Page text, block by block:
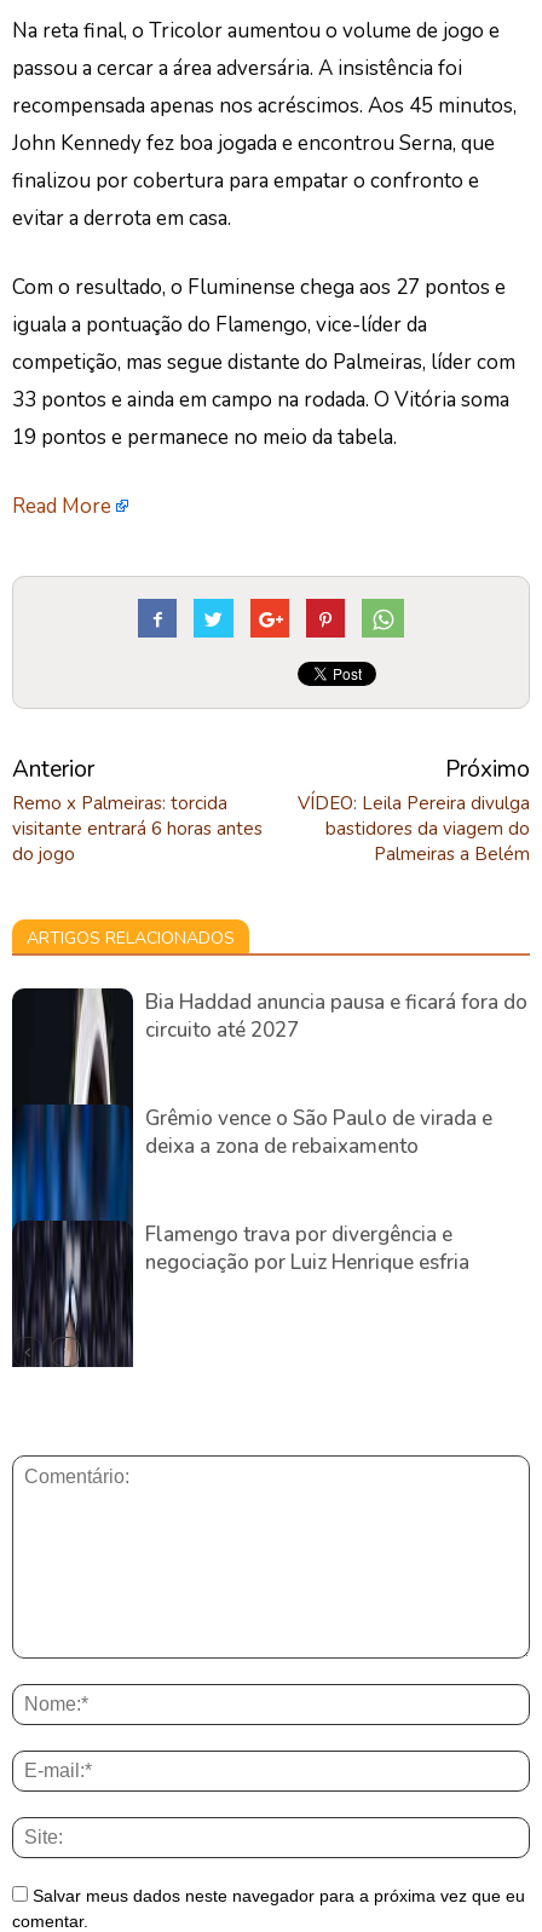
Na reta final, o Tricolor aumentou o volume de jogo e
passou a cercar a área adversária. A insistência foi
recompensada apenas nos acréscimos. Aos 45 minutos,
John Kennedy fez boa jogada e encontrou Serna, que
finalizou por cobertura para empatar o confronto e
evitar a derrota em casa.
Com o resultado, o Fluminense chega aos 27 pontos e
iguala a pontuação do Flamengo, vice-líder da
competição, mas segue distante do Palmeiras, líder com
33 pontos e ainda em campo na rodada. O Vitória soma
19 pontos e permanece no meio da tabela.
Read More
Anterior
Remo x Palmeiras: torcida
visitante entrará 6 horas antes
do jogo
Próximo
VÍDEO: Leila Pereira divulga
bastidores da viagem do
Palmeiras a Belém
ARTIGOS RELACIONADOS
Bia Haddad anuncia pausa e ficará fora do
circuito até 2027
Grêmio vence o São Paulo de virada e
deixa a zona de rebaixamento
Flamengo trava por divergência e
negociação por Luiz Henrique esfria
Salvar meus dados neste navegador para a próxima vez que eu
comentar.